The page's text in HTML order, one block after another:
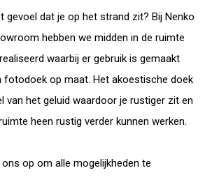
gevoel dat je op het strand zit? Bij Nenko
hebben we midden in de ruimte
waarbij er gebruik is gemaakt
fotodoek op maat. Het akoestische doek
van het geluid waardoor je rustiger zit en
heen rustig verder kunnen werken.
op om alle mogelijkheden te